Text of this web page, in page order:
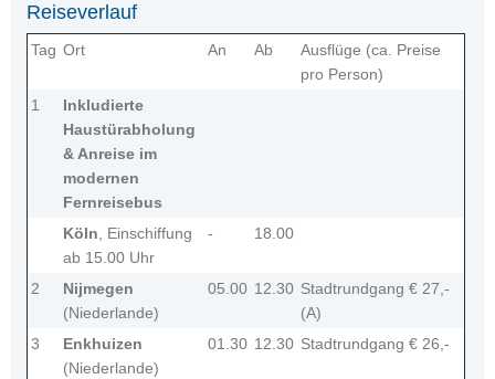
Reiseverlauf
Tag Ort An Ab
Ausflüge (ca. Preise
pro Person)
1
Inkludierte
Haustürabholung
& Anreise im
modernen
Fernreisebus
Köln, Einschiffung
ab 15.00 Uhr
- 18.00
2
Nijmegen
(Niederlande)
05.00 12.30 Stadtrundgang € 27,-
(A)
3
Enkhuizen
(Niederlande)
01.30 12.30 Stadtrundgang € 26,-